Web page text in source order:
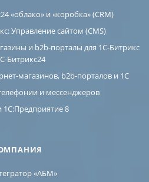
«облако» и «коробка» (CRM)
Управление сайтом (CMS)
и b2b-порталы для 1С-Битрикс
Битрикс24
магазинов, b2b-порталов и 1С
и мессенджеров
8
«АБМ»